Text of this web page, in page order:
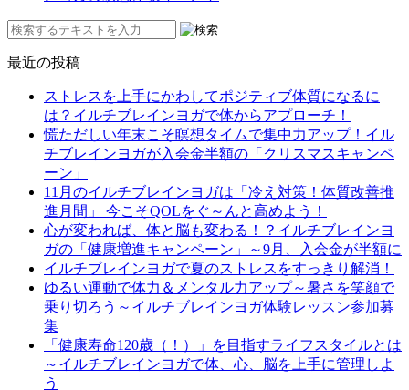
最近の投稿
ストレスを上手にかわしてポジティブ体質になるに
は？イルチブレインヨガで体からアプローチ！
慌ただしい年末こそ瞑想タイムで集中力アップ！イル
チブレインヨガが入会金半額の「クリスマスキャンペ
ーン」
11月のイルチブレインヨガは「冷え対策！体質改善推
進月間」 今こそQOLをぐ～んと高めよう！
心が変われば、体と脳も変わる！？イルチブレインヨ
ガの「健康増進キャンペーン」～9月、入会金が半額に
イルチブレインヨガで夏のストレスをすっきり解消！
ゆるい運動で体力＆メンタル力アップ～暑さを笑顔で
乗り切ろう～イルチブレインヨガ体験レッスン参加募
集
「健康寿命120歳（！）」を目指すライフスタイルとは
～イルチブレインヨガで体、心、脳を上手に管理しよ
う